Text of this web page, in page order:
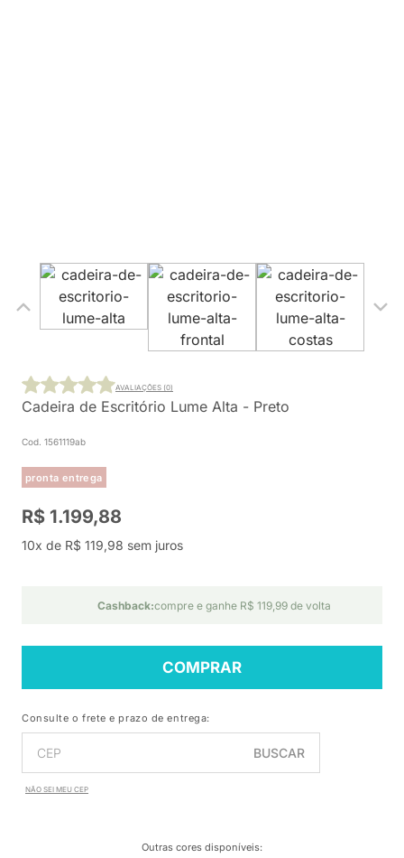
Cadeira de Escritório Lume Alta - Preto
Cod. 1561119ab
pronta entrega
AVALIAÇÕES (0)
R$ 1.199,88
10x de R$ 119,98 sem juros
Cashback:compre e ganhe R$ 119,99 de volta
COMPRAR
Consulte o frete e prazo de entrega:
BUSCAR
NÃO SEI MEU CEP
Outras cores disponíveis: